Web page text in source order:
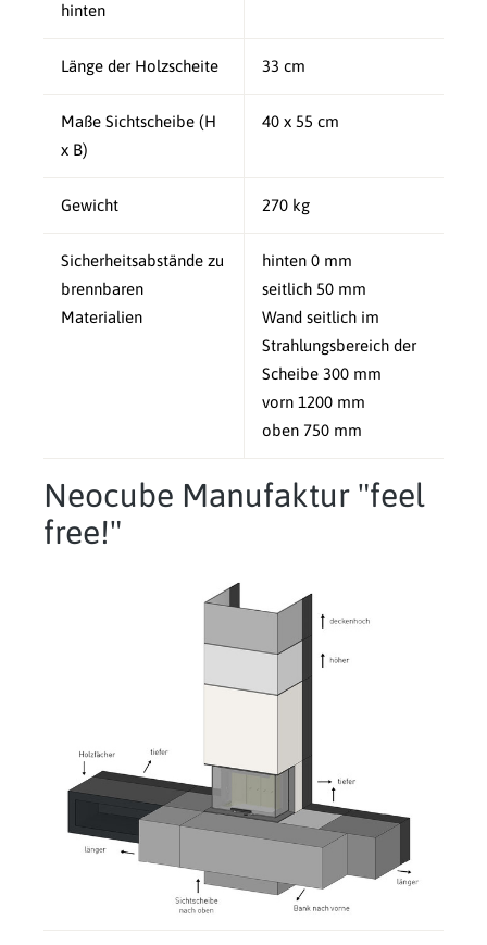
hinten
Länge der Holzscheite 33 cm
Maße Sichtscheibe (H
x B)
40 x 55 cm
Gewicht 270 kg
Sicherheitsabstände zu
brennbaren
Materialien
hinten 0 mm
seitlich 50 mm
Wand seitlich im
Strahlungsbereich der
Scheibe 300 mm
vorn 1200 mm
oben 750 mm
Neocube Manufaktur "feel
free!"